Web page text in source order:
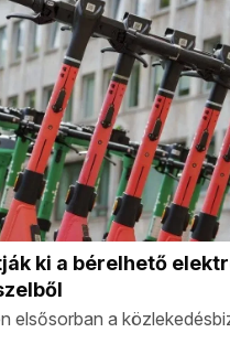
ki a bérelhető
elsősorban a